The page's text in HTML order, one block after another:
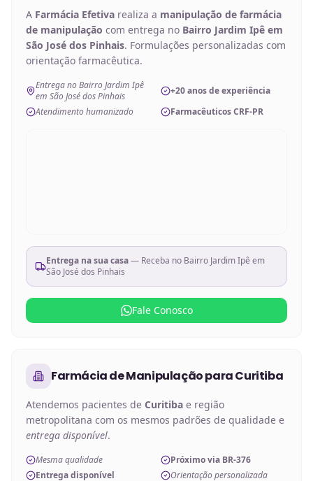
A Farmácia Efetiva realiza a manipulação de farmácia
de manipulação com entrega no Bairro Jardim Ipê em
São José dos Pinhais. Formulações personalizadas com
orientação farmacêutica.
Entrega no Bairro Jardim Ipê
em São José dos Pinhais
+20 anos de experiência
Atendimento humanizado
Farmacêuticos CRF-PR
Entrega na sua casa— Receba no Bairro Jardim Ipê em
São José dos Pinhais
Fale Conosco
Farmácia de ManipulaçãoparaCuritiba
Atendemos pacientes de Curitiba e região
metropolitana com os mesmos padrões de qualidade e
entrega disponível.
Mesma qualidade
Próximo via BR-376
Entrega disponível
Orientação personalizada